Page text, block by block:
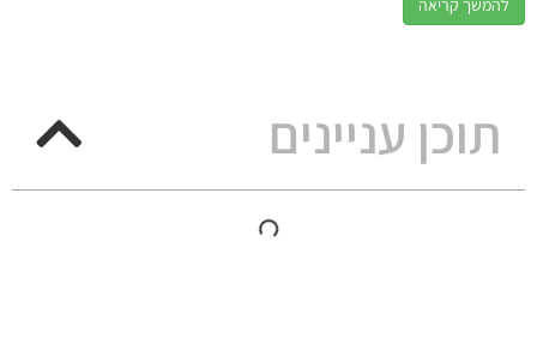
להמשך קריאה
תוכן עניינים